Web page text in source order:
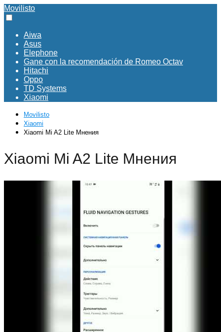
Movilisto
Aiwa
Asus
Elephone
Gane con la recomendación de Romeo Octav
Hitachi
Oppo
TD Systems
Xiaomi
Movilisto
Xiaomi
Xiaomi Mi A2 Lite Мнения
Xiaomi Mi A2 Lite Мнения